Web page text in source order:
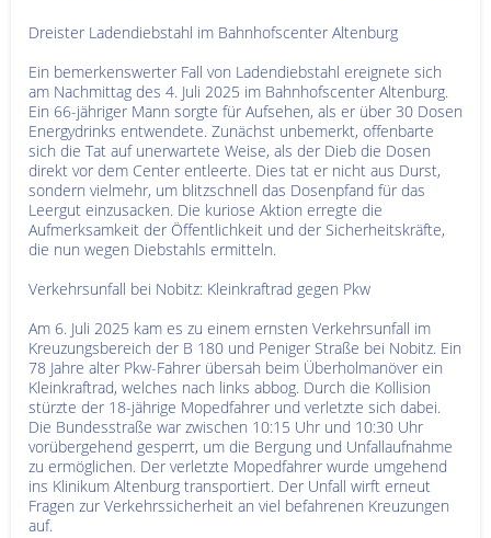
Dreister Ladendiebstahl im Bahnhofscenter Altenburg
Ein bemerkenswerter Fall von Ladendiebstahl ereignete sich
am Nachmittag des 4. Juli 2025 im Bahnhofscenter Altenburg.
Ein 66-jähriger Mann sorgte für Aufsehen, als er über 30 Dosen
Energydrinks entwendete. Zunächst unbemerkt, offenbarte
sich die Tat auf unerwartete Weise, als der Dieb die Dosen
direkt vor dem Center entleerte. Dies tat er nicht aus Durst,
sondern vielmehr, um blitzschnell das Dosenpfand für das
Leergut einzusacken. Die kuriose Aktion erregte die
Aufmerksamkeit der Öffentlichkeit und der Sicherheitskräfte,
die nun wegen Diebstahls ermitteln.
Verkehrsunfall bei Nobitz: Kleinkraftrad gegen Pkw
Am 6. Juli 2025 kam es zu einem ernsten Verkehrsunfall im
Kreuzungsbereich der B 180 und Peniger Straße bei Nobitz. Ein
78 Jahre alter Pkw-Fahrer übersah beim Überholmanöver ein
Kleinkraftrad, welches nach links abbog. Durch die Kollision
stürzte der 18-jährige Mopedfahrer und verletzte sich dabei.
Die Bundesstraße war zwischen 10:15 Uhr und 10:30 Uhr
vorübergehend gesperrt, um die Bergung und Unfallaufnahme
zu ermöglichen. Der verletzte Mopedfahrer wurde umgehend
ins Klinikum Altenburg transportiert. Der Unfall wirft erneut
Fragen zur Verkehrssicherheit an viel befahrenen Kreuzungen
auf.